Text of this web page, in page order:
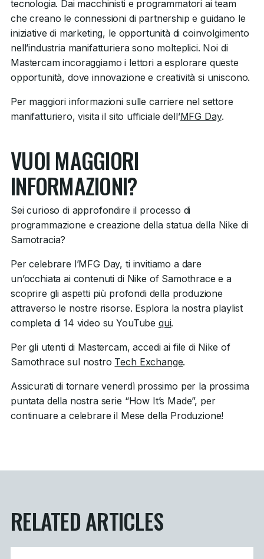
tecnologia. Dai macchinisti e programmatori ai team
che creano le connessioni di partnership e guidano le
iniziative di marketing, le opportunità di coinvolgimento
nell’industria manifatturiera sono molteplici. Noi di
Mastercam incoraggiamo i lettori a esplorare queste
opportunità, dove innovazione e creatività si uniscono.
Per maggiori informazioni sulle carriere nel settore
manifatturiero, visita il sito ufficiale dell’MFG Day.
VUOI MAGGIORI
INFORMAZIONI?
Sei curioso di approfondire il processo di
programmazione e creazione della statua della Nike di
Samotracia?
Per celebrare l’MFG Day, ti invitiamo a dare
un’occhiata ai contenuti di Nike of Samothrace e a
scoprire gli aspetti più profondi della produzione
attraverso le nostre risorse. Esplora la nostra playlist
completa di 14 video su YouTube qui.
Per gli utenti di Mastercam, accedi ai file di Nike of
Samothrace sul nostro Tech Exchange.
Assicurati di tornare venerdì prossimo per la prossima
puntata della nostra serie “How It’s Made”, per
continuare a celebrare il Mese della Produzione!
RELATED ARTICLES